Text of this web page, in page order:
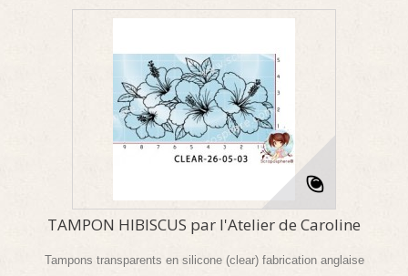
TAMPON HIBISCUS par l'Atelier de Caroline
Tampons transparents en silicone (clear) fabrication anglaise